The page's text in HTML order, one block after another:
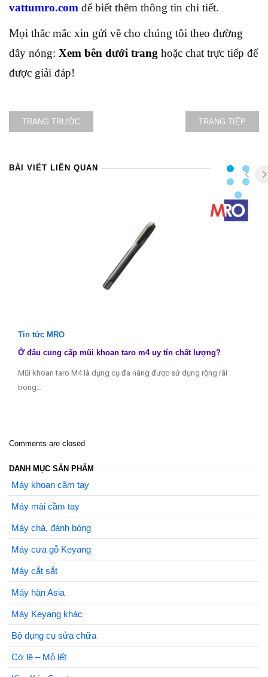
vattumro.com để biết thêm thông tin chi tiết.
Mọi thắc mắc xin gửi về cho chúng tôi theo đường
dây nóng: Xem bên dưới trang hoặc chat trực tiếp để
được giải đáp!
TRANG TRƯỚC TRANG TIẾP
BÀI VIẾT LIÊN QUAN
Tin tức MRO
Ở đâu cung cấp mũi khoan taro m4 uy tín chất lượng?
Mũi khoan taro M4 là dụng cụ đa năng được sử dụng rộng rãi
trong…
Comments are closed
DANH MỤC SẢN PHẨM
Máy khoan cầm tay
Máy mài cầm tay
Máy chà, đánh bóng
Máy cưa gỗ Keyang
Máy cắt sắt
Máy hàn Asia
Máy Keyang khác
Bộ dụng cụ sửa chữa
Cờ lê – Mỏ lết